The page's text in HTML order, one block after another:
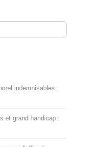
indemnisables :
et grand handicap :